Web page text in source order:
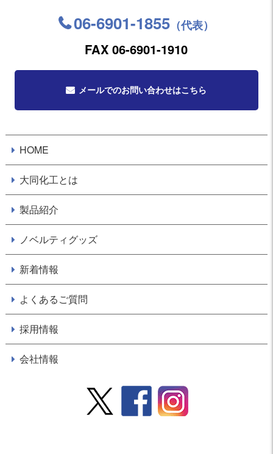
06-6901-1855 （代表）
FAX 06-6901-1910
メールでのお問い合わせはこちら
HOME
大同化工とは
製品紹介
ノベルティグッズ
新着情報
よくあるご質問
採用情報
会社情報